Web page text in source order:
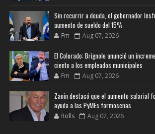
Sin recurrir a deuda, el gobernador
aumento de sueldo del 15%
Fm Aug 07, 2026
El Colorado: Brignole anunció un
ciento a los empleados municipales
Fm Aug 07, 2026
Zanin destacó que el aumento salarial
ayuda a las PyMEs formoseñas
Rolls Aug 07, 2026